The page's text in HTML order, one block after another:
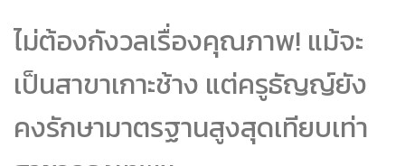
ไม่ต้องกังวลเรื่องคุณภาพ! แม้จะ
เป็นสาขาเกาะช้าง แต่ครูธัญญ์ยัง
คงรักษามาตรฐานสูงสุดเทียบเท่า